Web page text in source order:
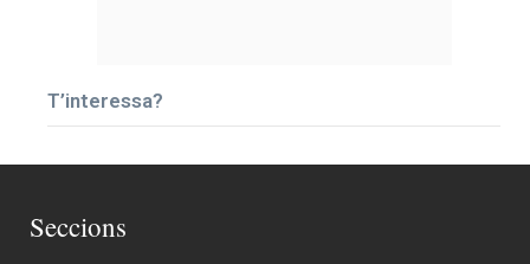
T’interessa?
Seccions